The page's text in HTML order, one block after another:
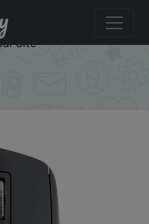
MX Master 3
Wheel, Black Online
Site